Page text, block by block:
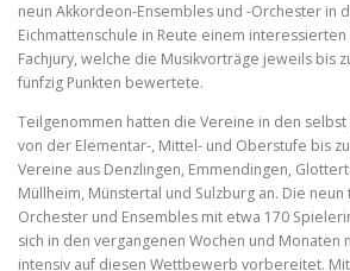
neun Akkordeon-Ensembles und -Orchester in
Eichmattenschule in Reute einem
Fachjury, welche die Musikvorträge jeweils bis
fünfzig Punkten bewertete.
Teilgenommen hatten die Vereine in den
von der Elementar-, Mittel- und Oberstufe bis
Vereine aus Denzlingen, Emmendingen,
Müllheim, Münstertal und Sulzburg an. Die
Orchester und Ensembles mit etwa 170
sich in den vergangenen Wochen und Monaten
intensiv auf diesen Wettbewerb vorbereitet.